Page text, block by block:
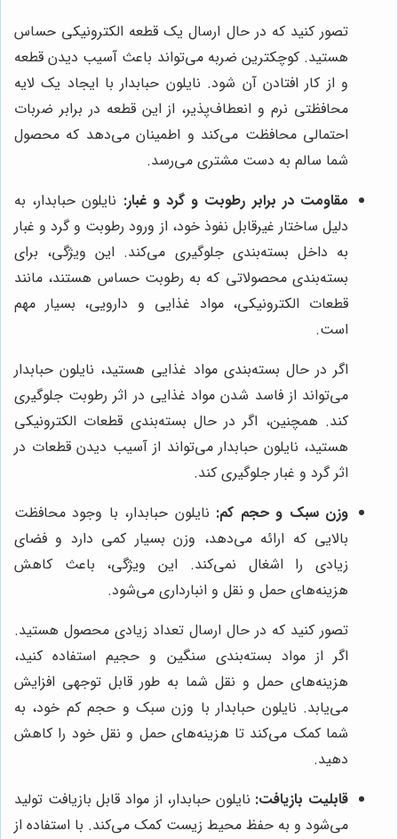
تصور کنید که در حال ارسال یک قطعه الکترونیکی حساس
هستید. کوچکترین ضربه می‌تواند باعث آسیب دیدن قطعه
و از کار افتادن آن شود. نایلون حبابدار با ایجاد یک لایه
محافظتی نرم و انعطاف‌پذیر، از این قطعه در برابر ضربات
احتمالی محافظت می‌کند و اطمینان می‌دهد که محصول
شما سالم به دست مشتری می‌رسد.
مقاومت در برابر رطوبت و گرد و غبار: نایلون حبابدار، به
دلیل ساختار غیرقابل نفوذ خود، از ورود رطوبت و گرد و غبار
به داخل بسته‌بندی جلوگیری می‌کند. این ویژگی، برای
بسته‌بندی محصولاتی که به رطوبت حساس هستند، مانند
قطعات الکترونیکی، مواد غذایی و دارویی، بسیار مهم
است.
اگر در حال بسته‌بندی مواد غذایی هستید، نایلون حبابدار
می‌تواند از فاسد شدن مواد غذایی در اثر رطوبت جلوگیری
کند. همچنین، اگر در حال بسته‌بندی قطعات الکترونیکی
هستید، نایلون حبابدار می‌تواند از آسیب دیدن قطعات در
اثر گرد و غبار جلوگیری کند.
وزن سبک و حجم کم: نایلون حبابدار، با وجود محافظت
بالایی که ارائه می‌دهد، وزن بسیار کمی دارد و فضای
زیادی را اشغال نمی‌کند. این ویژگی، باعث کاهش
هزینه‌های حمل و نقل و انبارداری می‌شود.
تصور کنید که در حال ارسال تعداد زیادی محصول هستید.
اگر از مواد بسته‌بندی سنگین و حجیم استفاده کنید،
هزینه‌های حمل و نقل شما به طور قابل توجهی افزایش
می‌یابد. نایلون حبابدار با وزن سبک و حجم کم خود، به
شما کمک می‌کند تا هزینه‌های حمل و نقل خود را کاهش
دهید.
قابلیت بازیافت: نایلون حبابدار، از مواد قابل بازیافت تولید
می‌شود و به حفظ محیط زیست کمک می‌کند. با استفاده از